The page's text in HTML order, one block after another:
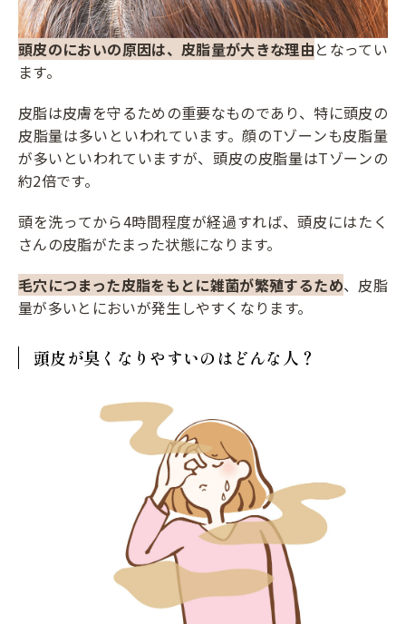
頭皮のにおいの原因は、皮脂量が大きな理由となってい
ます。
皮脂は皮膚を守るための重要なものであり、特に頭皮の
皮脂量は多いといわれています。顔のTゾーンも皮脂量
が多いといわれていますが、頭皮の皮脂量はTゾーンの
約2倍です。
頭を洗ってから4時間程度が経過すれば、頭皮にはたく
さんの皮脂がたまった状態になります。
毛穴につまった皮脂をもとに雑菌が繁殖するため、皮脂
量が多いとにおいが発生しやすくなります。
頭皮が臭くなりやすいのはどんな人？